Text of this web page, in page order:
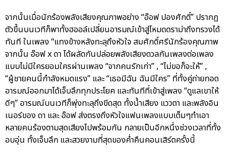
จากนั้นเมื่อนักร้องพลังเสียงคุณภาพอย่าง “อ๊อฟ ปองศักดิ์” ปรากฏ
ตัวขึ้นบนเวทีก็พาทั้งฮออล์เปลี่ยนอารมณ์เข้าสู่โหมดดราม่าถึงทรวงได้
ทันที ในเพลง “แทงข้างหลังทะลุถึงหัวใจ สมศักดิ์ศรีนักร้องคุณภาพ
จากนั้น อ๊อฟ x ดา ได้ผลัดกันปล่อยพลังเสียงดวลกันเพลงต่อเพลง
แบบไม่มีใครยอมใครผ่านเพลง “จากคนรักเก่า” , “ไม่ขอก็จะให้” ,
“ผู้ชายคนนี้กำลังหมดแรง” และ “เธอมีฉัน ฉันมีใคร” ที่ทั้งคู่ถ่ายทอด
อารมณ์ออกมาได้เจ็บลึกทุกประโยค และทันทีที่เข้าสู่เพลง “ดูแลเขาให้
ดีๆ” อารมณ์บนเวทีก็พุ่งทะลุถึงขีดสุด ทั้งน้ำเสียง แววตา และพลังอิน
เนอร์ของ ดา และ อ๊อฟ ส่งตรงถึงหัวใจแฟนเพลงแบบเต็มๆทำเอา
หลายคนร้องตามสุดเสียงไปพร้อมกัน กลายเป็นอีกหนึ่งช่วงเวลาที่ทั้ง
อบอุ่น ทั้งเจ็บลึก และสวยงามที่สุดของค่ำคืนคอนเสิร์ตครั้งนี้